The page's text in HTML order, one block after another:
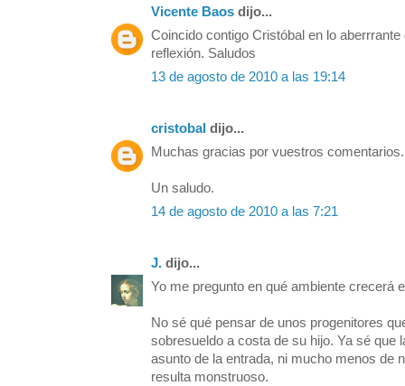
Vicente Baos dijo...
Coincido contigo Cristóbal en lo
reflexión. Saludos
13 de agosto de 2010 a las 19:14
cristobal dijo...
Muchas gracias por vuestros comentarios.
Un saludo.
14 de agosto de 2010 a las 7:21
J. dijo...
Yo me pregunto en qué ambiente crecerá
No sé qué pensar de unos progenitores
sobresueldo a costa de su hijo. Ya sé que
asunto de la entrada, ni mucho menos de
resulta monstruoso.